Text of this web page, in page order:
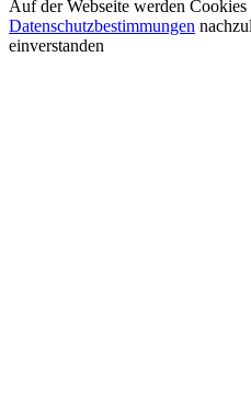
Auf der Webseite werden
Datenschutzbestimmungen
einverstanden